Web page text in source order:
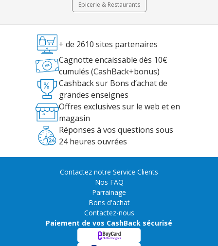
Epicerie & Restaurants
+ de 2610 sites partenaires
Cagnotte encaissable dès 10€
cumulés (CashBack+bonus)
Cashback sur Bons d’achat de
grandes enseignes
Offres exclusives sur le web et en
magasin
Réponses à vos questions sous
24 heures ouvrées
Contactez notre Service Clients
Nos FAQ
Parrainage
Bons d'achat
Contactez-nous
Paiement de vos CashBack sécurisé